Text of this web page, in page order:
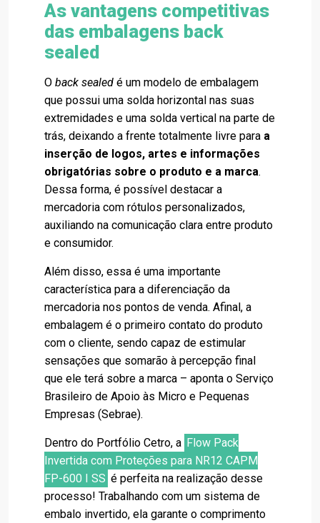
As vantagens competitivas
das embalagens back
sealed
O back sealed é um modelo de embalagem
que possui uma solda horizontal nas suas
extremidades e uma solda vertical na parte de
trás, deixando a frente totalmente livre para a
inserção de logos, artes e informações
obrigatórias sobre o produto e a marca.
Dessa forma, é possível destacar a
mercadoria com rótulos personalizados,
auxiliando na comunicação clara entre produto
e consumidor.
Além disso, essa é uma importante
característica para a diferenciação da
mercadoria nos pontos de venda. Afinal, a
embalagem é o primeiro contato do produto
com o cliente, sendo capaz de estimular
sensações que somarão à percepção final
que ele terá sobre a marca – aponta o Serviço
Brasileiro de Apoio às Micro e Pequenas
Empresas (Sebrae).
Dentro do Portfólio Cetro, a Flow Pack
Invertida com Proteções para NR12 CAPM
FP-600 I SS é perfeita na realização desse
processo! Trabalhando com um sistema de
embalo invertido, ela garante o comprimento